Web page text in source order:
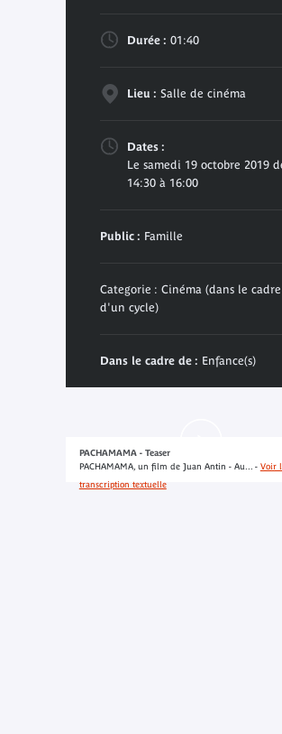
Durée : 01:40
Lieu : Salle de cinéma
Dates :
Le samedi 19 octobre 2019
14:30 à 16:00
Public : Famille
Categorie : Cinéma (dans le cadre
d'un cycle)
Dans le cadre de : Enfance(s)
PACHAMAMA - Teaser
PACHAMAMA, un film de Juan Antin - Au... - Voir
transcription textuelle